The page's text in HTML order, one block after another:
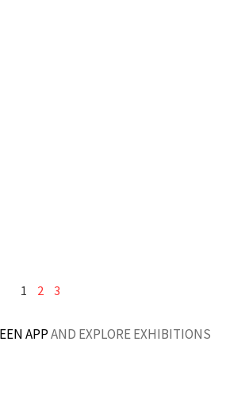
1 2 3
APPAND EXPLORE EXHIBITIONS